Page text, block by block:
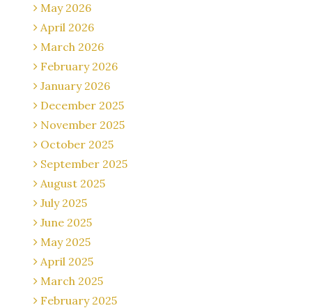
May 2026
April 2026
March 2026
February 2026
January 2026
December 2025
November 2025
October 2025
September 2025
August 2025
July 2025
June 2025
May 2025
April 2025
March 2025
February 2025